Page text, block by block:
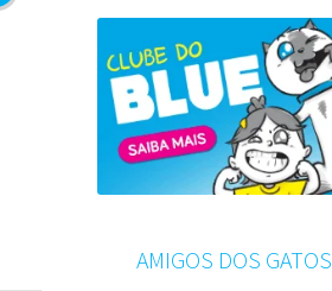
AMIGOS DOS GATOS